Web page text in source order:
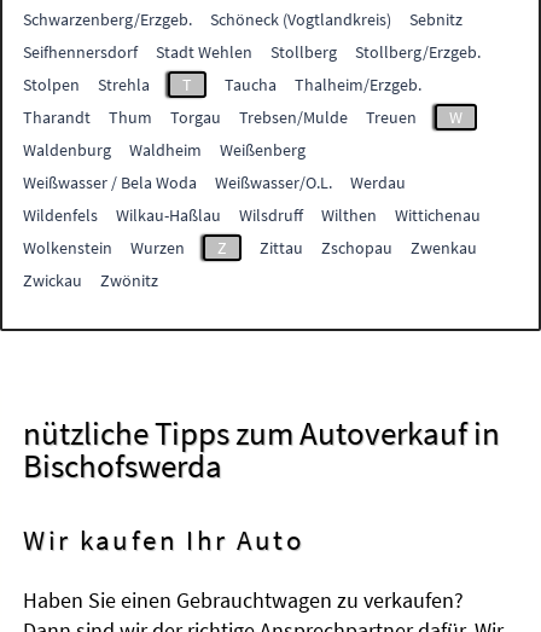
Schwarzenberg/Erzgeb.
Schöneck (Vogtlandkreis)
Sebnitz
Seifhennersdorf
Stadt Wehlen Stollberg
Stollberg/Erzgeb.
Stolpen
Strehla T Taucha
Thalheim/Erzgeb.
Tharandt
Thum Torgau Trebsen/Mulde Treuen
W
Waldenburg
Waldheim
Weißenberg
Weißwasser / Bela Woda
Weißwasser/O.L.
Werdau
Wildenfels
Wilkau-Haßlau Wilsdruff Wilthen
Wittichenau
Wolkenstein
Wurzen Z Zittau Zschopau
Zwenkau
Zwickau
Zwönitz
nützliche Tipps zum Autoverkauf in
Bischofswerda
Wir kaufen Ihr Auto
Haben Sie einen Gebrauchtwagen zu verkaufen?